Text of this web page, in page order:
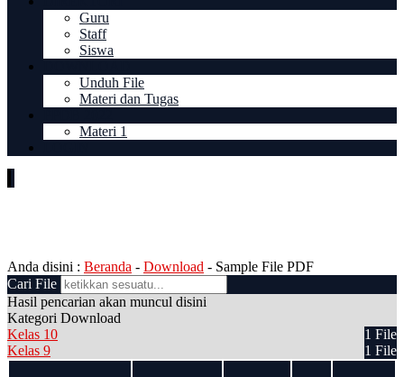
Guru
Staff
Siswa
Unduh File
Materi dan Tugas
Materi 1
Anda disini : Beranda - Download - Sample File PDF
Cari File
Hasil pencarian akan muncul disini
Kategori Download
Kelas 10
1 File
Kelas 9
1 File